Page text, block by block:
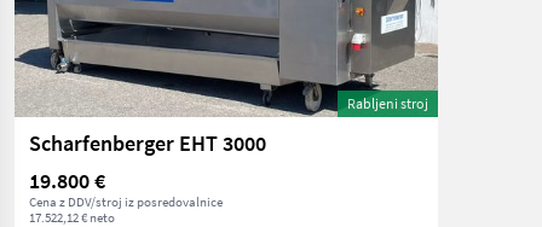
Rabljeni stroj
Scharfenberger EHT 3000
19.800 €
Cena z DDV/stroj iz posredovalnice
17.522,12 € neto